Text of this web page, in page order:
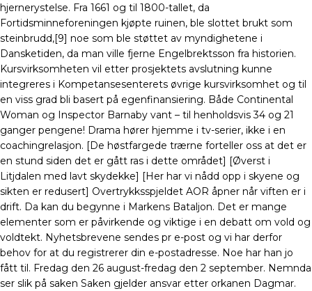
hjernerystelse. Fra 1661 og til 1800-tallet, da
Fortidsminneforeningen kjøpte ruinen, ble slottet brukt som
steinbrudd,[9] noe som ble støttet av myndighetene i
Dansketiden, da man ville fjerne Engelbrektsson fra historien.
Kursvirksomheten vil etter prosjektets avslutning kunne
integreres i Kompetansesenterets øvrige kursvirksomhet og til
en viss grad bli basert på egenfinansiering. Både Continental
Woman og Inspector Barnaby vant – til henholdsvis 34 og 21
ganger pengene! Drama hører hjemme i tv-serier, ikke i en
coachingrelasjon. [De høstfargede trærne forteller oss at det er
en stund siden det er gått ras i dette området] [Øverst i
Litjdalen med lavt skydekke] [Her har vi nådd opp i skyene og
sikten er redusert] Overtrykksspjeldet AOR åpner når viften er i
drift. Da kan du begynne i Markens Bataljon. Det er mange
elementer som er påvirkende og viktige i en debatt om vold og
voldtekt. Nyhetsbrevene sendes pr e-post og vi har derfor
behov for at du registrerer din e-postadresse. Noe har han jo
fått til. Fredag den 26 august-fredag den 2 september. Nemnda
ser slik på saken Saken gjelder ansvar etter orkanen Dagmar.